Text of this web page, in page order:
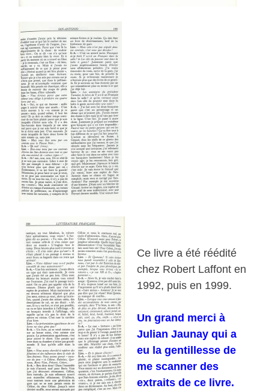
Ce livre a été réédité
chez Robert Laffont en
1992, puis en 1999.
Un grand merci à
Julian Jaunay qui a
eu la gentillesse de
me scanner des
extraits de ce livre.